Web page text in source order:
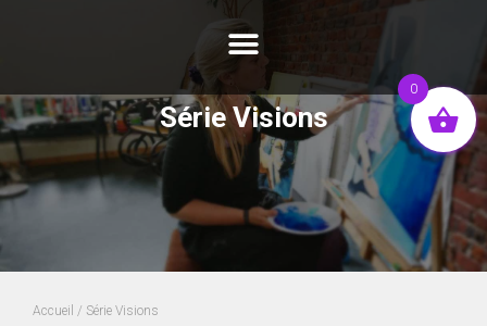
Série Visions
Accueil / Série Visions
0